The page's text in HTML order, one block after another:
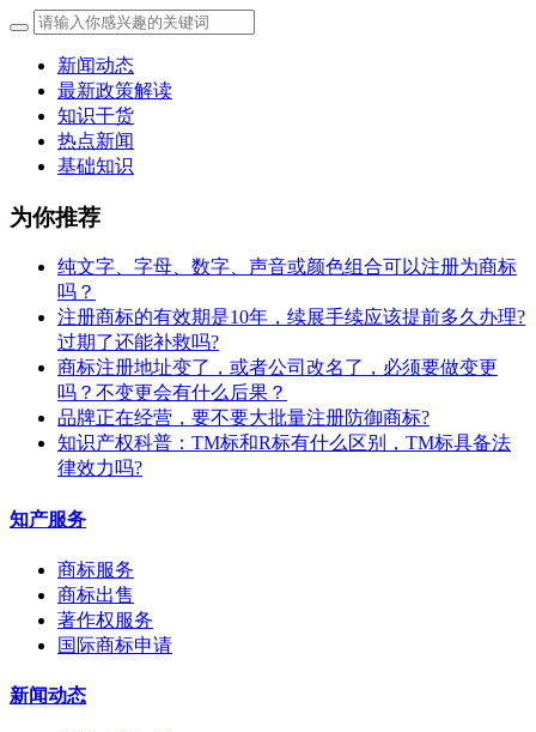
新闻动态
最新政策解读
知识干货
热点新闻
基础知识
为你推荐
纯文字、字母、数字、声音或颜色组合可以注册为商标
吗？
注册商标的有效期是10年，续展手续应该提前多久办理?
过期了还能补救吗?
商标注册地址变了，或者公司改名了，必须要做变更
吗？不变更会有什么后果？
​品牌正在经营，要不要大批量注册防御商标?
知识产权科普：TM标和R标有什么区别，TM标具备法
律效力吗?
知产服务
商标服务
商标出售
著作权服务
国际商标申请
新闻动态